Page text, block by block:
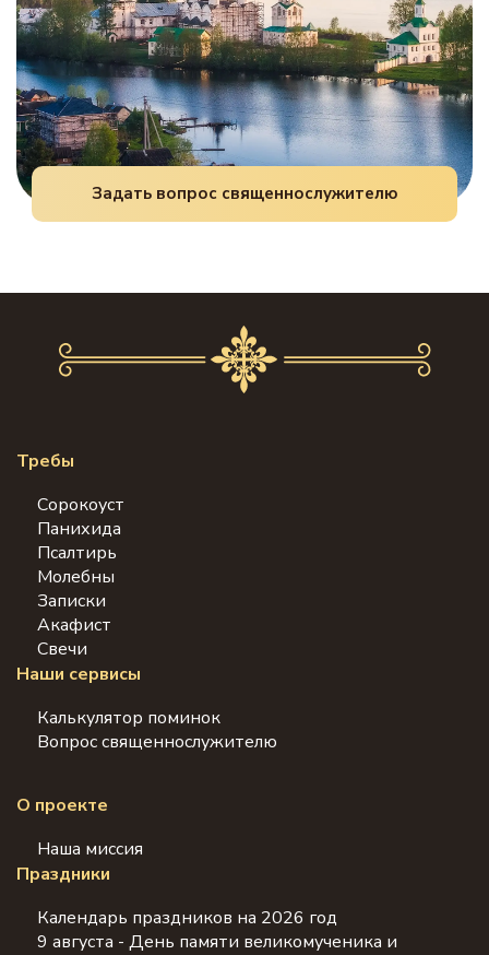
Задать вопрос священнослужителю
Требы
Сорокоуст
Панихида
Псалтирь
Молебны
Записки
Акафист
Свечи
Наши сервисы
Калькулятор поминок
Вопрос священнослужителю
О проекте
Наша миссия
Праздники
Календарь праздников на 2026 год
9 августа - День памяти великомученика и